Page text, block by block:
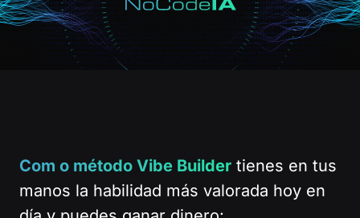
Com o método Vibe Builder tienes en tus
manos la habilidad más valorada hoy en